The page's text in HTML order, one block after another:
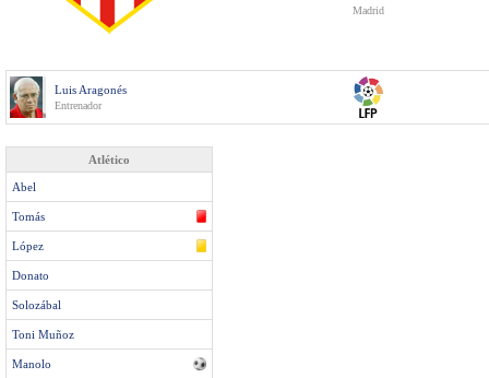
Madrid
Luis Aragonés
Entrenador
Atlético
Abel
Tomás
López
Donato
Solozábal
Toni Muñoz
Manolo